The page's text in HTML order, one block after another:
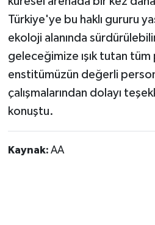
Türkiye'ye bu haklı gururu
ekoloji alanında
geleceğimize ışık tutan
enstitümüzün değerli
çalışmalarından dolayı
konuştu.
Kaynak: AA